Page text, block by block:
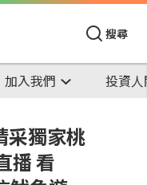
搜尋
加入我們 投資
采獨家桃
播 看